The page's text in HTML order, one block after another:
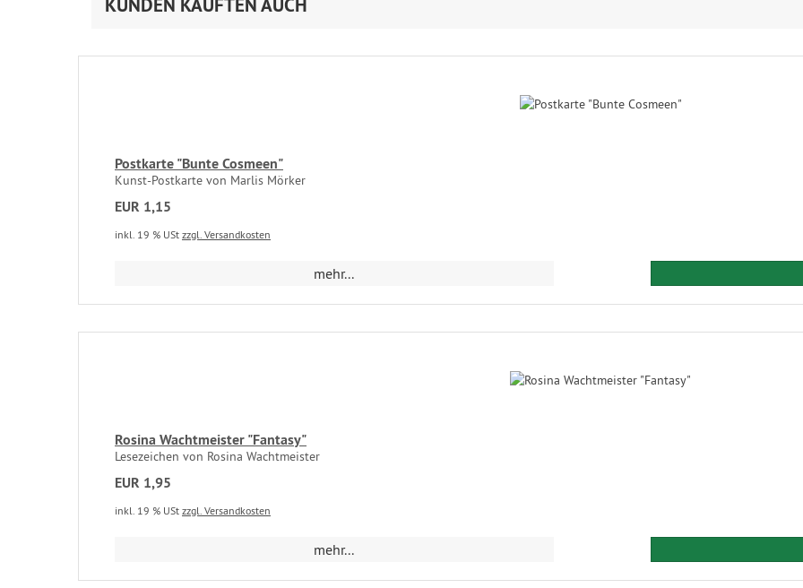
KUNDEN KAUFTEN AUCH
Postkarte "Bunte Cosmeen"
Kunst-Postkarte von Marlis Mörker
EUR 1,15
inkl. 19 % USt zzgl. Versandkosten
mehr...
Rosina Wachtmeister "Fantasy"
Lesezeichen von Rosina Wachtmeister
EUR 1,95
inkl. 19 % USt zzgl. Versandkosten
mehr...